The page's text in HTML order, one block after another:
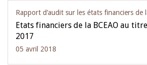
Rapport d‘audit sur les états financiers de
Etats financiers de la BCEAO au
2017
05 avril 2018